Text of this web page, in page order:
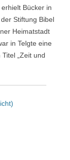
erhielt Bücker in
Stiftung Bibel
Heimatstadt
in Telgte eine
„Zeit und